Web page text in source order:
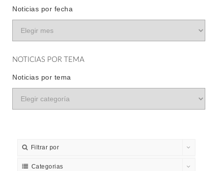
Noticias por fecha
NOTICIAS POR TEMA
Noticias por tema
Filtrar por
Categorias